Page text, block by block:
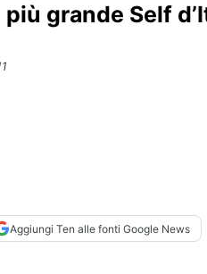
più grande Self
Aggiungi Ten alle fonti Google News